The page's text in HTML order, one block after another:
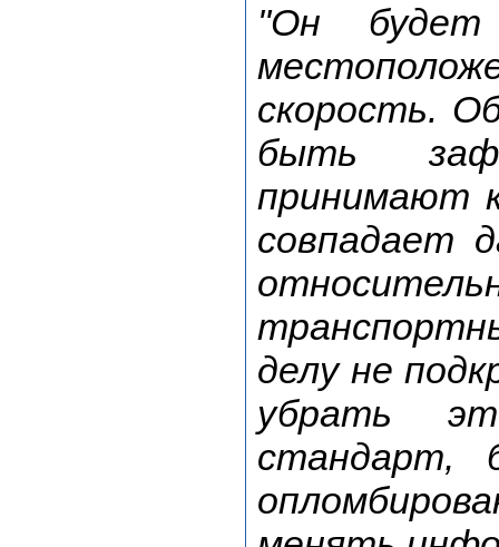
"Он будет
скорость.
быть
принимают
совпадает
делу не
убрать
стандарт,